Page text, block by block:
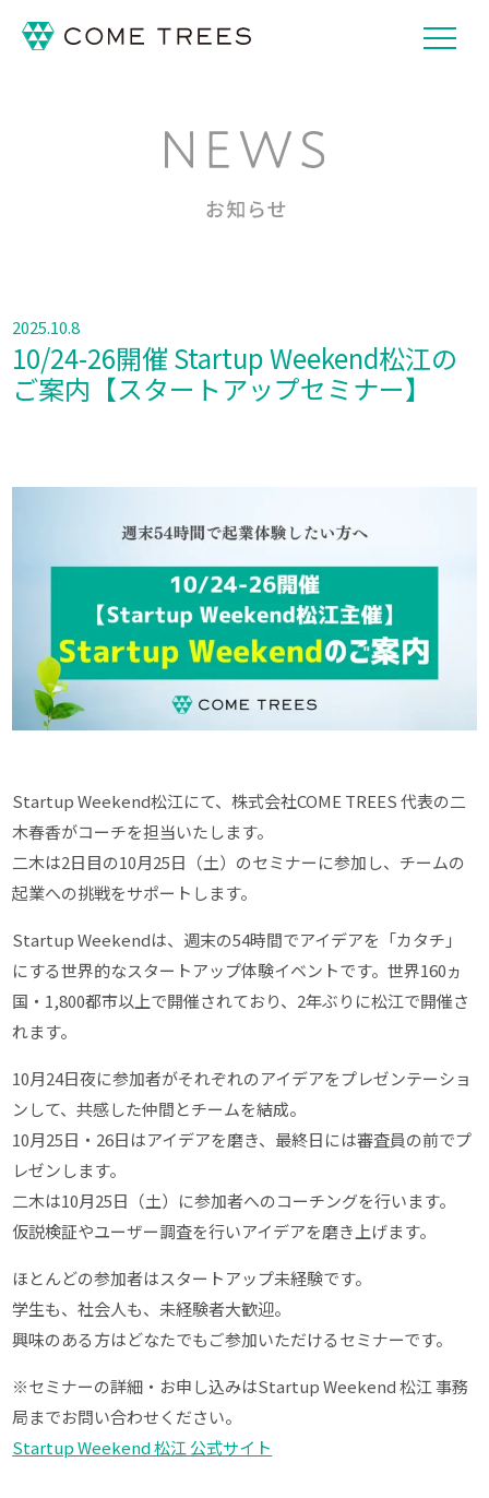
2025.10.8
10/24-26開催 Startup Weekend松江の
ご案内【スタートアップセミナー】
Startup Weekend松江にて、株式会社COME TREES 代表の二
木春香がコーチを担当いたします。
二木は2日目の10月25日（土）のセミナーに参加し、チームの
起業への挑戦をサポートします。
Startup Weekendは、週末の54時間でアイデアを「カタチ」
にする世界的なスタートアップ体験イベントです。世界160ヵ
国・1,800都市以上で開催されており、2年ぶりに松江で開催さ
れます。
10月24日夜に参加者がそれぞれのアイデアをプレゼンテーショ
ンして、共感した仲間とチームを結成。
10月25日・26日はアイデアを磨き、最終日には審査員の前でプ
レゼンします。
二木は10月25日（土）に参加者へのコーチングを行います。
仮説検証やユーザー調査を行いアイデアを磨き上げます。
ほとんどの参加者はスタートアップ未経験です。
学生も、社会人も、未経験者大歓迎。
興味のある方はどなたでもご参加いただけるセミナーです。
※セミナーの詳細・お申し込みはStartup Weekend 松江 事務
局までお問い合わせください。
Startup Weekend 松江 公式サイト